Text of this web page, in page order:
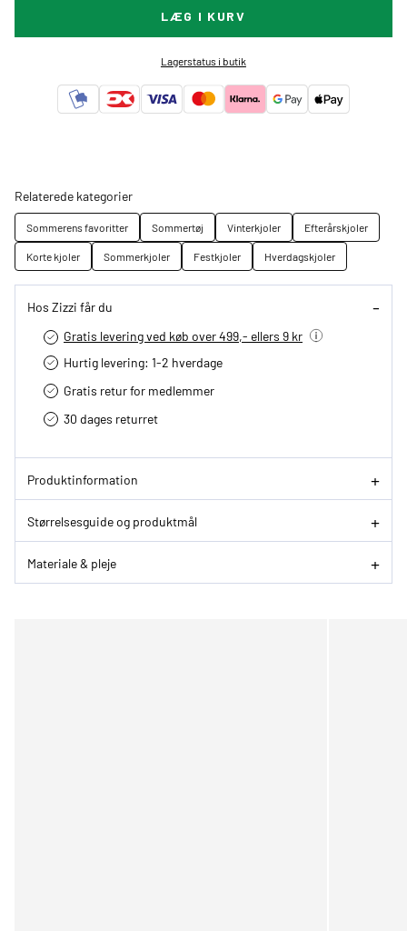
LÆG I KURV
Lagerstatus i butik
Relaterede kategorier
Sommerens favoritter Sommertøj Vinterkjoler
Efterårskjoler
Korte kjoler
Sommerkjoler Festkjoler Hverdagskjoler
Hos Zizzi får du
Gratis levering ved køb over 499,- ellers 9 kr
Hurtig levering­: 1-2 hverdage
Gratis retur for medlemmer
30 dages returret
Produktinformation
Størrelsesguide og produktmål
Materiale & pleje